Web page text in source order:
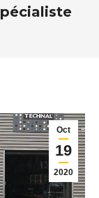
Oct
19
2020